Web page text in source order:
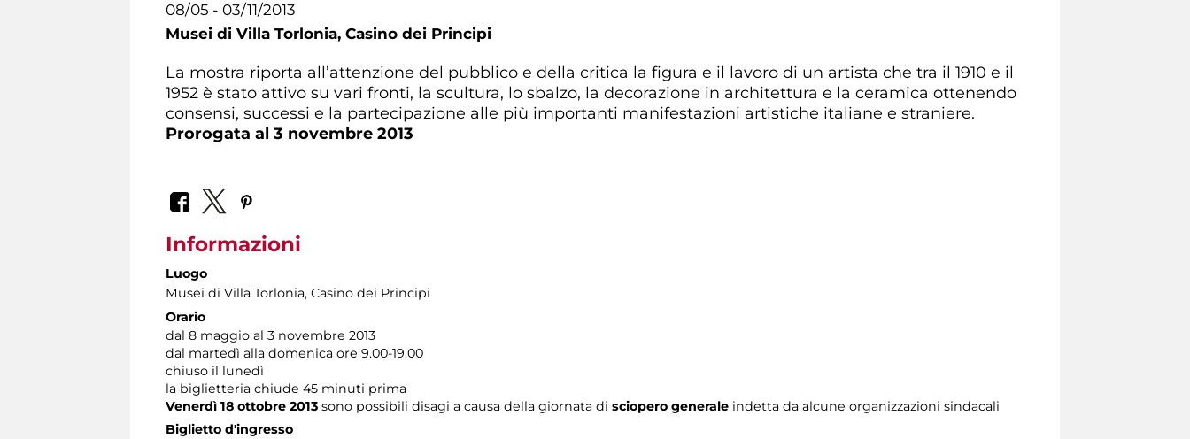
08/05 - 03/11/2013
Musei di Villa Torlonia, Casino dei Principi
La mostra riporta all’attenzione del pubblico e della critica la figura e il lavoro di un artista che tra il 1910 e il
1952 è stato attivo su vari fronti, la scultura, lo sbalzo, la decorazione in architettura e la ceramica ottenendo
consensi, successi e la partecipazione alle più importanti manifestazioni artistiche italiane e straniere.
Prorogata al 3 novembre 2013
Informazioni
Luogo
Musei di Villa Torlonia, Casino dei Principi
Orario
dal 8 maggio al 3 novembre 2013
dal martedì alla domenica ore 9.00-19.00
chiuso il lunedì
la biglietteria chiude 45 minuti prima
Venerdì 18 ottobre 2013 sono possibili disagi a causa della giornata di sciopero generale indetta da alcune organizzazioni sindacali
Biglietto d'ingresso